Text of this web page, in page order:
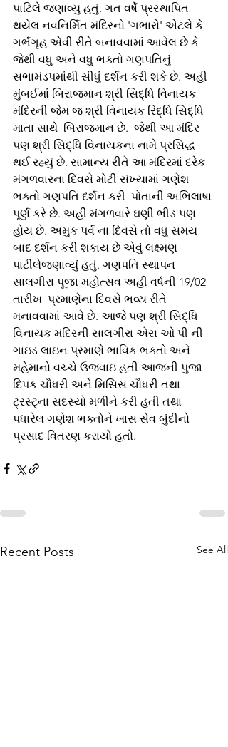
પાટિલે જણાવ્યુ હતું. ગત વર્ષે પ્રસ્થાપિત
થયેલ નવનિર્મિત મંદિરનો 'ગભારો' એટલે કે
ગર્ભગૃહ એવી રીતે બનાવવામાં આવેલ છે કે
જેથી વધુ અને વધુ ભક્તો ગણપતિનું
સભામંડપમાંથી સીધું દર્શન કરી શકે છે. અહી
મુંબઈમાં બિરાજમાન શ્રી સિદ્ધિ વિનાયક
મંદિરની જેમ જ શ્રી વિનાયક રિદ્ધિ સિદ્ધિ
માતા સાથે  બિરાજમાન છે.  જેથી આ મંદિર
પણ શ્રી સિદ્ધિ વિનાયકના નામે પ્રસિદ્ધ
થઈ રહ્યું છે. સામાન્ય રીતે આ મંદિરમાં દરેક
મંગળવારના દિવસે મોટી સંખ્યામાં ગણેશ
ભક્તો ગણપતિ દર્શન કરી  પોતાની અભિલાષા
પૂર્ણ કરે છે. અહીં મંગળવારે ઘણી ભીડ પણ
હોય છે. અમુક પર્વ ના દિવસે તો વધુ સમય
બાદ દર્શન કરી શકાય છે એવું લક્ષ્મણ
પાટીલેજણાવ્યું હતું. ગણપતિ સ્થાપન
સાલગીરા પૂજા મહોત્સવ અહીં વર્ષની 19/02
તારીખ  પ્રમાણેના દિવસે ભવ્ય રીતે
મનાવવામાં આવે છે. આજે પણ શ્રી સિદ્ધિ
વિનાયક મંદિરની સાલગીરા એસ ઓ પી ની
ગાઇડ લાઇન પ્રમાણે ભાવિક ભક્તો અને
મહેમાનો વચ્ચે ઉજવાઇ હતી આજની પુજા
દિપક ચૌધરી અને મિસિસ ચૌધરી તથા
ટ્રસ્ટ્ના સદસ્યો મળીને કરી હતી તથા
પધારેલ ગણેશ ભક્તોને ખાસ સેવ બુંદીનો
પ્રસાદ વિતરણ કરાયો હતો.
Recent Posts See All